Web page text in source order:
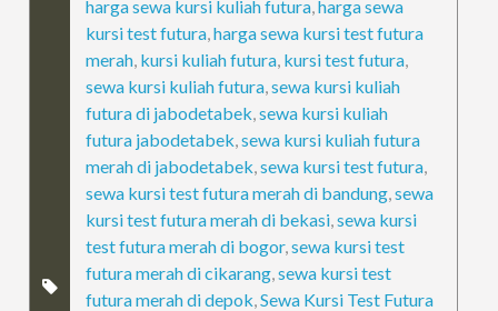
harga sewa kursi kuliah futura ,harga sewa
kursi test futura ,harga sewa kursi test futura
merah kursi kuliah futura kursi test futura
sewa kursi kuliah futura ,sewa kursi kuliah
futura di jabodetabek ,sewa kursi kuliah
futura jabodetabek ,sewa kursi kuliah futura
merah di jabodetabek ,sewa kursi test futura
sewa kursi test futura merah di bandung ,sewa
kursi test futura merah di bekasi ,sewa kursi
test futura merah di bogor,sewa kursi test
futura merah di cikarang ,sewa kursi test
futura merah di depok ,Sewa Kursi Test Futura